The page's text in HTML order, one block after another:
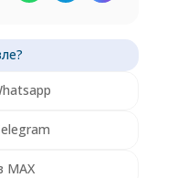
MAX